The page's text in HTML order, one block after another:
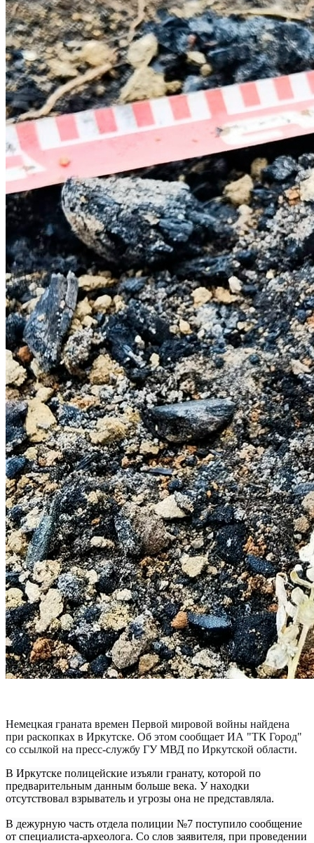
Немецкая граната времен Первой мировой войны найдена
при раскопках в Иркутске. Об этом сообщает ИА "ТК Город"
со ссылкой на пресс-службу ГУ МВД по Иркутской области.
В Иркутске полицейские изъяли гранату, которой по
предварительным данным больше века. У находки
отсутствовал взрыватель и угрозы она не представляла.
В дежурную часть отдела полиции №7 поступило сообщение
от специалиста-археолога. Со слов заявителя, при проведении